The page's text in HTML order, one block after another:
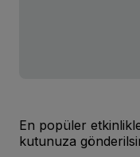
En popüler
kutunuza